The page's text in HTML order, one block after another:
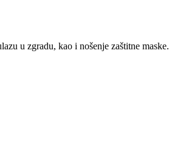
u zgradu, kao i nošenje zaštitne maske.